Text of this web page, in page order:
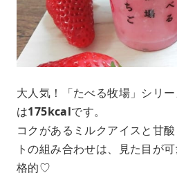
大人気！「たべる牧場」シリ
は175kcalです。
コクがあるミルクアイスと甘
トの組み合わせは、見た目が
格的♡